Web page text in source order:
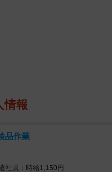
の両手首を粘着テープで縛
、８６０万円相当を奪った疑
強盗事件が全国で広域的に発
宅で強盗に遭った上に殺害
情報
品作業
社員：時給1,150円